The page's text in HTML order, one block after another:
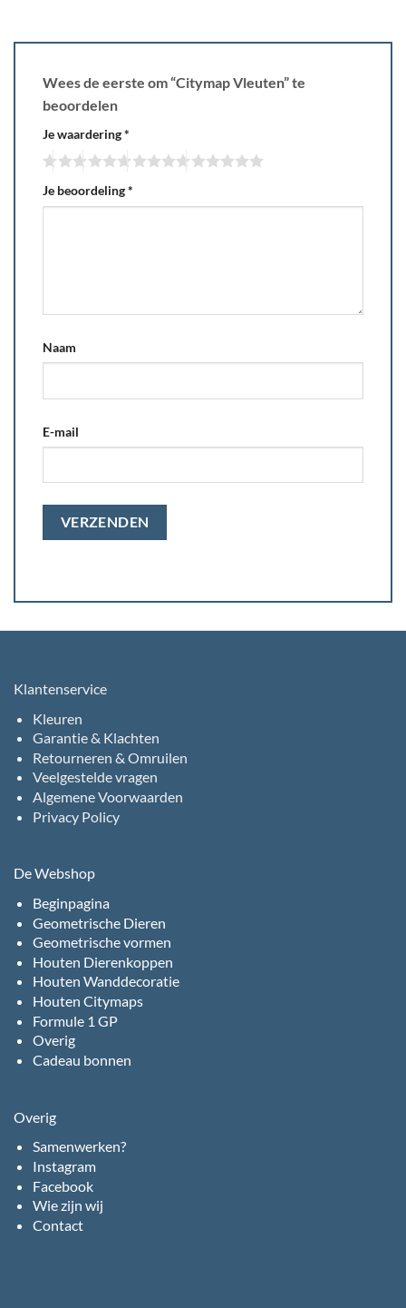
Wees de eerste om “Citymap Vleuten” te
beoordelen
Je waardering*
Je beoordeling*
Naam
E-mail
Klantenservice
Kleuren
Garantie & Klachten
Retourneren & Omruilen
Veelgestelde vragen
Algemene Voorwaarden
Privacy Policy
De Webshop
Beginpagina
Geometrische Dieren
Geometrische vormen
Houten Dierenkoppen
Houten Wanddecoratie
Houten Citymaps
Formule 1 GP
Overig
Cadeau bonnen
Overig
Samenwerken?
Instagram
Facebook
Wie zijn wij
Contact